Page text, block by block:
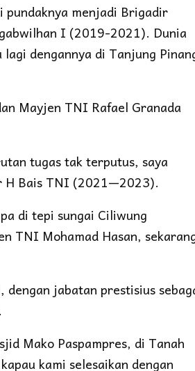
pundaknya menjadi Brigadir
I (2019-2021). Dunia
dengannya di Tanjung
Mayjen TNI Rafael Granada
tugas tak terputus, saya
H Bais TNI (2021—2023).
di tepi sungai Ciliwung
TNI Mohamad Hasan,
jabatan prestisius
Mako Paspampres, di Tanah
kami selesaikan dengan